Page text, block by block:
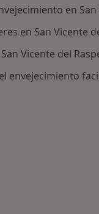
en
en San Vicente
Vicente del
envejecimiento